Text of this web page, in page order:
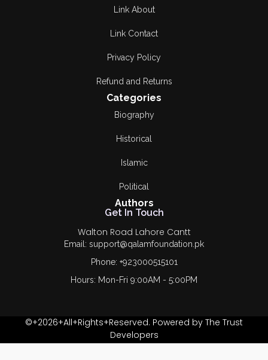
Link About
Link Contact
Privacy Policy
Refund and Returns
Categories
Biography
Historical
Islamic
Political
Authors
Get In Touch
Walton Road Lahore Cantt
Email: support@qalamfoundation.pk
Phone: +923000515101
Hours: Mon-Fri 9:00AM - 5:00PM
©+2026+All+Rights+Reserved. Powered by The Trust
Developers